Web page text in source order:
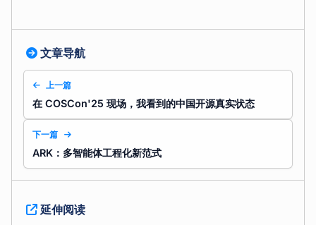
文章导航
上一篇
在 COSCon'25 现场，我看到的中国开源真实状态
下一篇
ARK：多智能体工程化新范式
延伸阅读